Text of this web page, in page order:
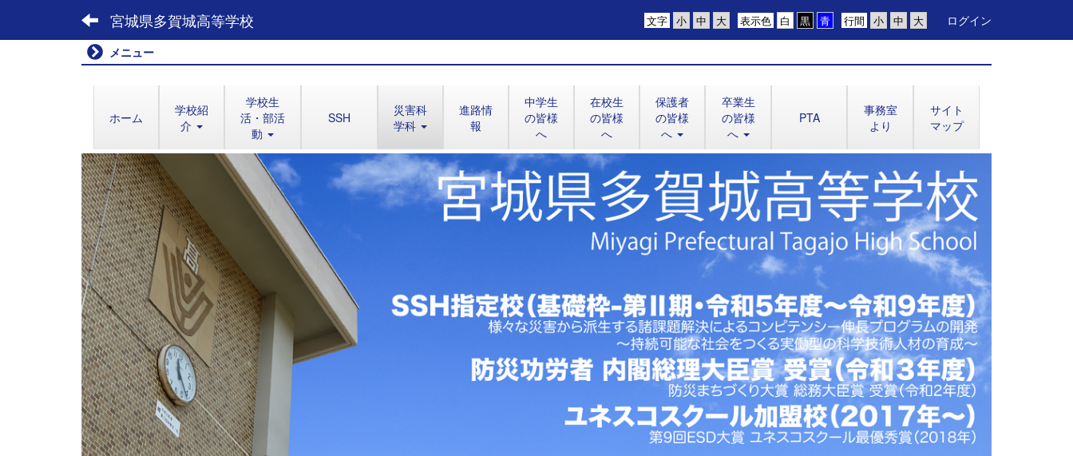
宮城県多賀城高等学校 行間
表示色
文字
ログイン
メニュー
ホーム
学校紹
介
学校生
活・部活
動
SSH
災害科
学科
進路情
報
中学生
の皆様
へ
在校生
の皆様
へ
保護者
の皆様
へ
卒業生
の皆様
へ
PTA
事務室
より
サイト
マップ